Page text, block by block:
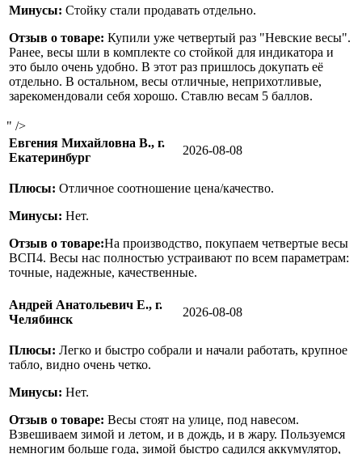
Минусы: Стойку стали продавать отдельно.
Отзыв о товаре: Купили уже четвертый раз "Невские весы".
Ранее, весы шли в комплекте со стойкой для индикатора и
это было очень удобно. В этот раз пришлось докупать её
отдельно. В остальном, весы отличные, неприхотливые,
зарекомендовали себя хорошо. Ставлю весам 5 баллов.
" />
Евгения Михайловна В., г.
Екатеринбург
2026-08-08
Плюсы: Отличное соотношение цена/качество.
Минусы: Нет.
Отзыв о товаре:На производство, покупаем четвертые весы
ВСП4. Весы нас полностью устраивают по всем параметрам:
точные, надежные, качественные.
Андрей Анатольевич Е., г.
Челябинск
2026-08-08
Плюсы: Легко и быстро собрали и начали работать, крупное
табло, видно очень четко.
Минусы: Нет.
Отзыв о товаре: Весы стоят на улице, под навесом.
Взвешиваем зимой и летом, и в дождь, и в жару. Пользуемся
немногим больше года, зимой быстро садился аккумулятор,